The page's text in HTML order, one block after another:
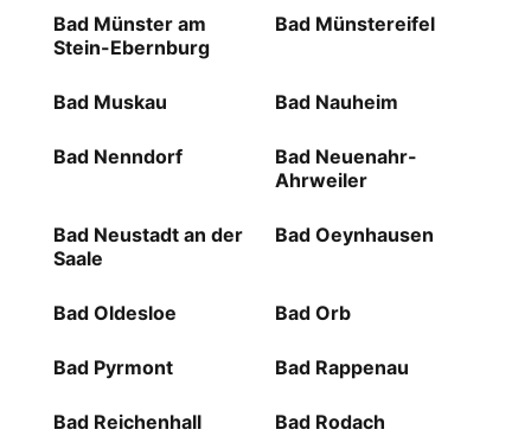
Bad Münster am
Stein-Ebernburg
Bad Münstereifel
Bad Muskau Bad Nauheim
Bad Nenndorf
Bad Neuenahr-
Ahrweiler
Bad Neustadt an der
Saale
Bad Oeynhausen
Bad Oldesloe Bad Orb
Bad Pyrmont Bad Rappenau
Bad Reichenhall Bad Rodach